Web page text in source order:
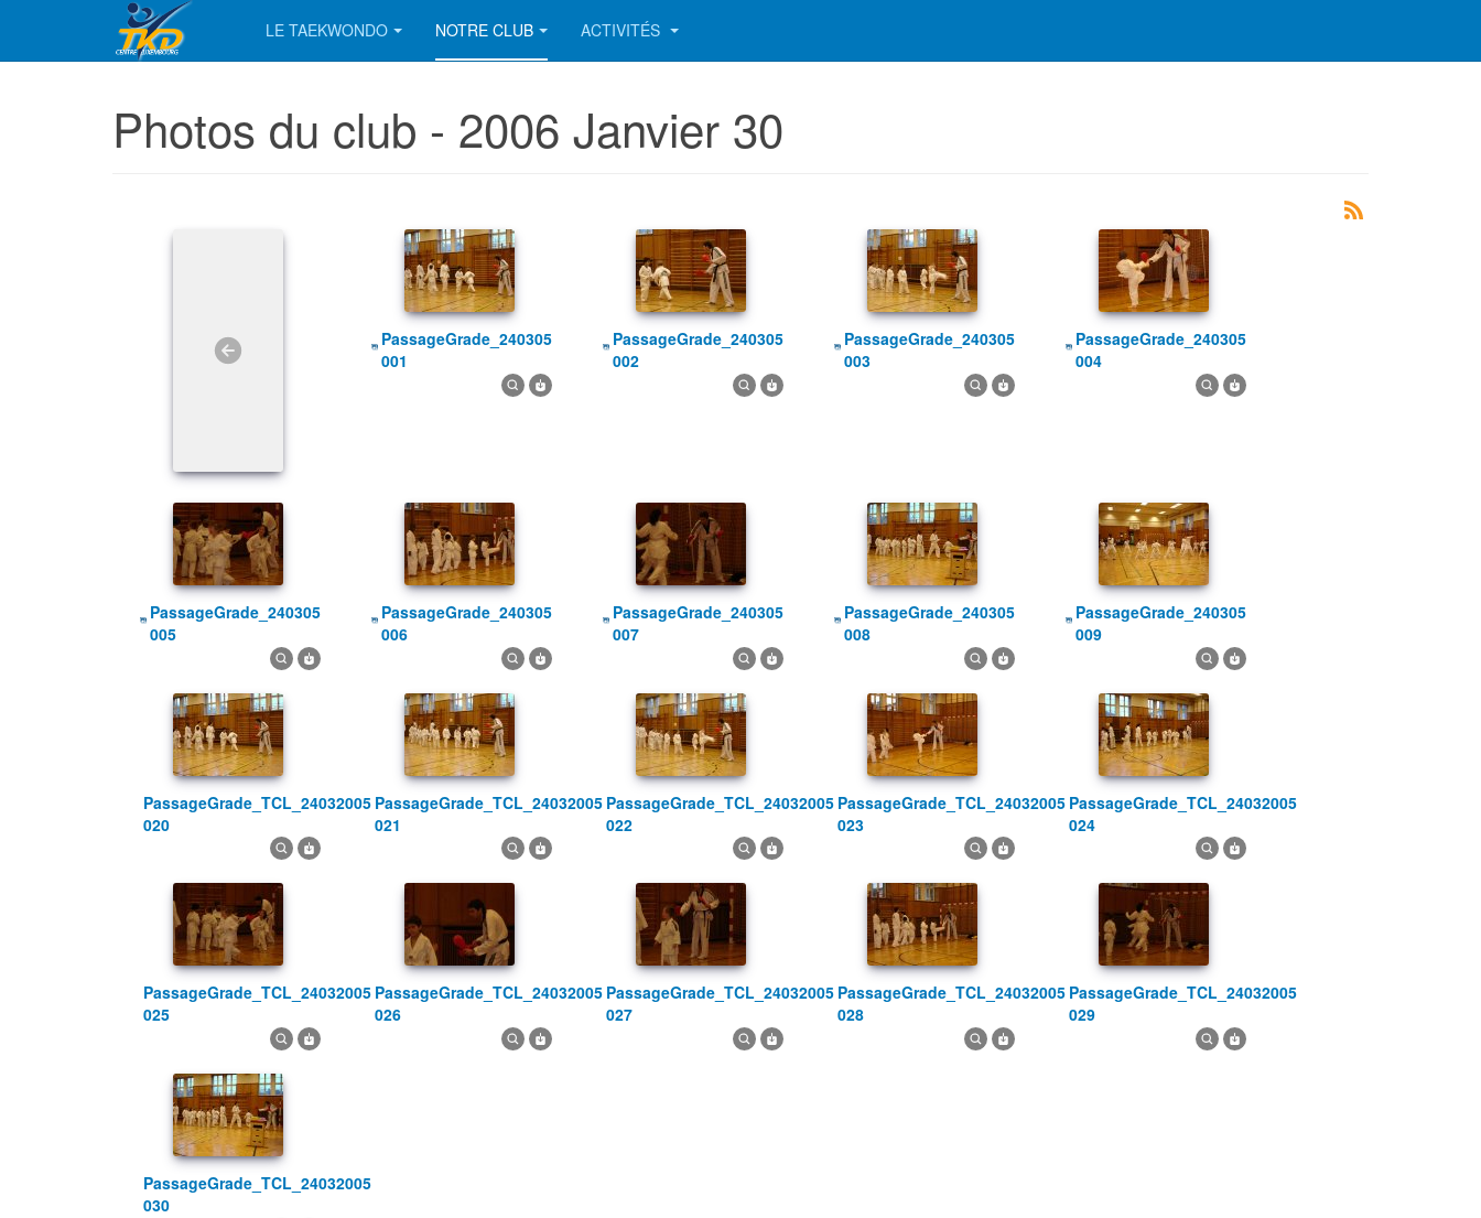
LE TAEKWONDO NOTRE CLUB ACTIVITÉS
Photos du club - 2006 Janvier 30
PassageGrade_240305
001
PassageGrade_240305
002
PassageGrade_240305
003
PassageGrade_240305
004
PassageGrade_240305
005
PassageGrade_240305
006
PassageGrade_240305
007
PassageGrade_240305
008
PassageGrade_240305
009
PassageGrade_TCL_24032005
020
PassageGrade_TCL_24032005
021
PassageGrade_TCL_24032005
022
PassageGrade_TCL_24032005
023
PassageGrade_TCL_24032005
024
PassageGrade_TCL_24032005
025
PassageGrade_TCL_24032005
026
PassageGrade_TCL_24032005
027
PassageGrade_TCL_24032005
028
PassageGrade_TCL_24032005
029
PassageGrade_TCL_24032005
030